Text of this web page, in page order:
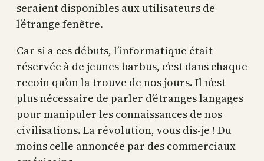
seraient disponibles aux utilisateurs de
l’étrange fenêtre.
Car si a ces débuts, l’informatique était
réservée à de jeunes barbus, c’est dans chaque
recoin qu’on la trouve de nos jours. Il n’est
plus nécessaire de parler d’étranges langages
pour manipuler les connaissances de nos
civilisations. La révolution, vous dis-je ! Du
moins celle annoncée par des commerciaux